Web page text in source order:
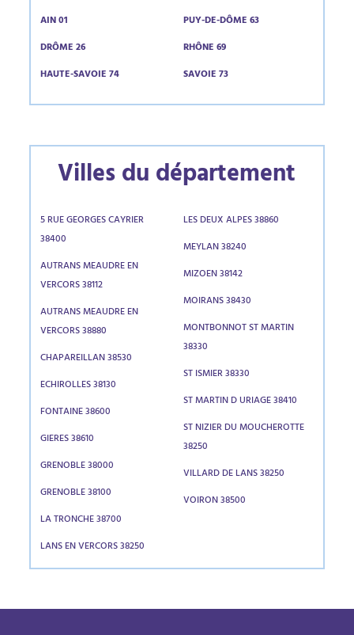
AIN 01
DRÔME 26
HAUTE-SAVOIE 74
PUY-DE-DÔME 63
RHÔNE 69
SAVOIE 73
Villes du département
5 RUE GEORGES CAYRIER
38400
AUTRANS MEAUDRE EN
VERCORS 38112
AUTRANS MEAUDRE EN
VERCORS 38880
CHAPAREILLAN 38530
ECHIROLLES 38130
FONTAINE 38600
GIERES 38610
GRENOBLE 38000
GRENOBLE 38100
LA TRONCHE 38700
LANS EN VERCORS 38250
LES DEUX ALPES 38860
MEYLAN 38240
MIZOEN 38142
MOIRANS 38430
MONTBONNOT ST MARTIN
38330
ST ISMIER 38330
ST MARTIN D URIAGE 38410
ST NIZIER DU MOUCHEROTTE
38250
VILLARD DE LANS 38250
VOIRON 38500